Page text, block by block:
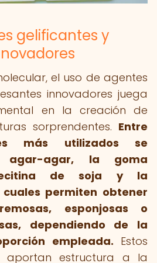
gelificantes y
el uso de agentes
innovadores juega
en la creación de
sorprendentes. Entre
más utilizados se
agar-agar, la goma
de soja y la
permiten obtener
esponjosas o
dependiendo de la
empleada. Estos
aportan estructura a la